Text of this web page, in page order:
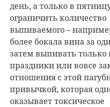
день, а только в
ограничить количество
выпиваемого –
более бокала вина за
затем выпивать только
праздники или вовсе
отношения с этой
привычкой, которая
оказывает токсическое